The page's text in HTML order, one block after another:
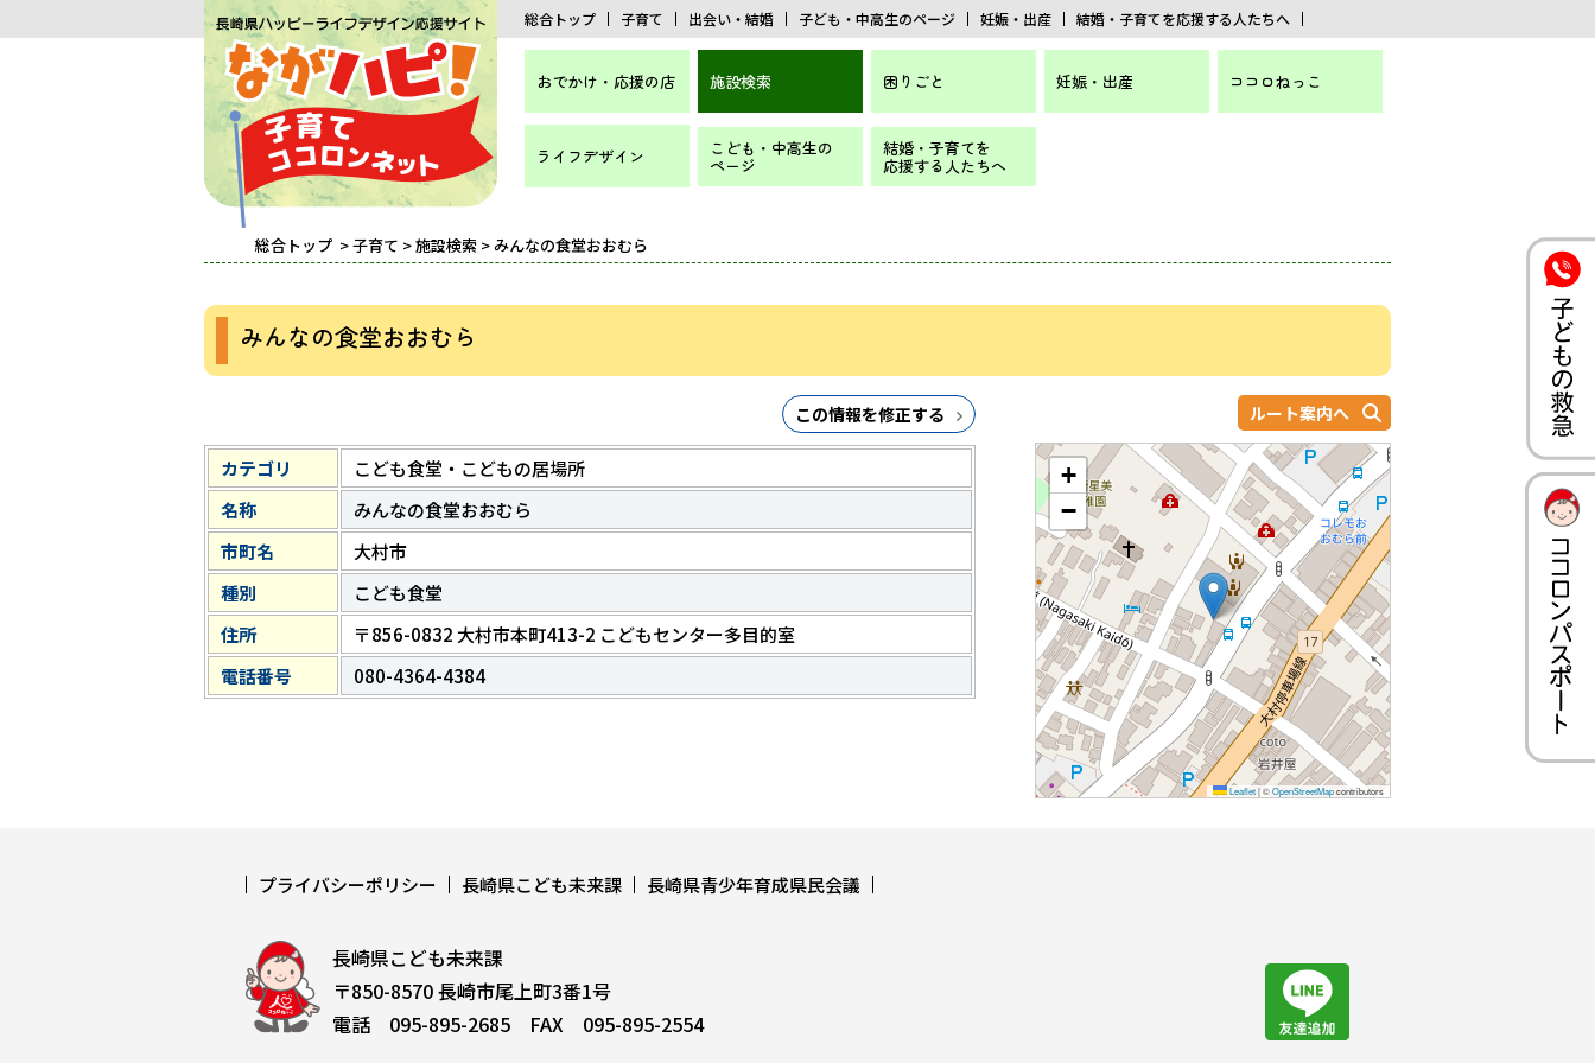
総合トップ 子育て 出会い・結婚 子ども・中高生のページ 妊娠・出産 結婚・子育てを応援する人たちへ
おでかけ・応援の店 施設検索 困りごと 妊娠・出産 ココロねっこ
ライフデザイン こども・中高生の
ページ
結婚・子育てを
応援する人たちへ
総合トップ >子育て >施設検索 > みんなの食堂おおむら
みんなの食堂おおむら
この情報を修正する
カテゴリ
こども食堂・こどもの居場所
名称
みんなの食堂おおむら
市町名
大村市
種別
こども食堂
住所
〒856-0832 大村市本町413-2 こどもセンター多目的室
電話番号
080-4364-4384
ルート案内へ
+
−
Leaflet|©OpenStreetMapcontributors
プライバシーポリシー 長崎県こども未来課 長崎県青少年育成県民会議
長崎県こども未来課
〒850-8570 長崎市尾上町3番1号
電話 095-895-2685 FAX 095-895-2554